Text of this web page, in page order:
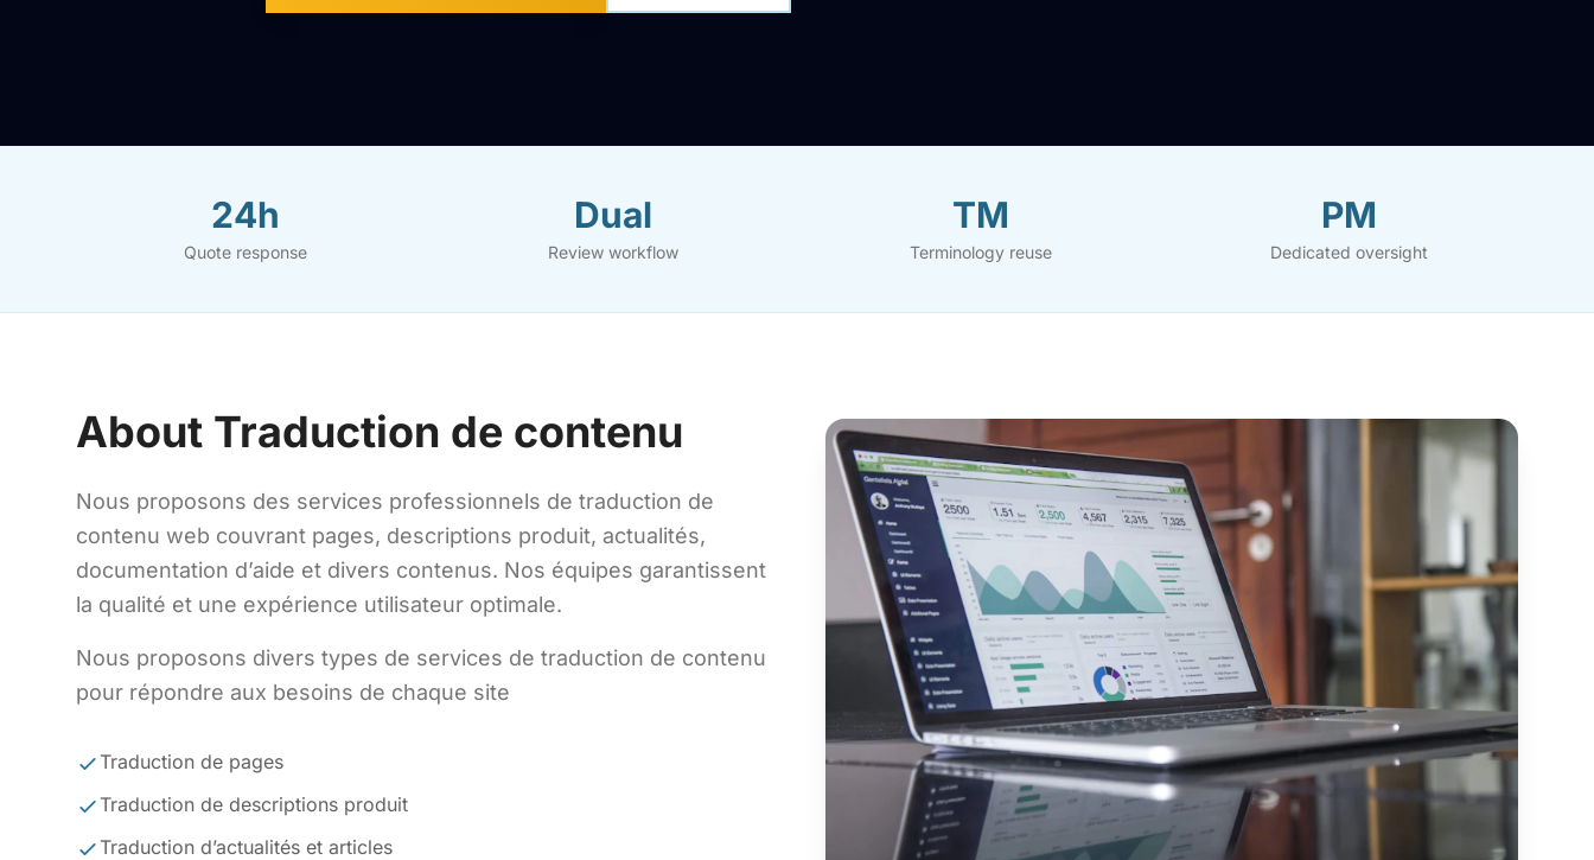
24h
Quote response
Dual
Review workflow
TM
Terminology reuse
PM
Dedicated oversight
About Traduction de contenu
Nous proposons des services professionnels de traduction de
contenu web couvrant pages, descriptions produit, actualités,
documentation d’aide et divers contenus. Nos équipes garantissent
la qualité et une expérience utilisateur optimale.
Nous proposons divers types de services de traduction de contenu
pour répondre aux besoins de chaque site
Traduction de pages
Traduction de descriptions produit
Traduction d’actualités et articles